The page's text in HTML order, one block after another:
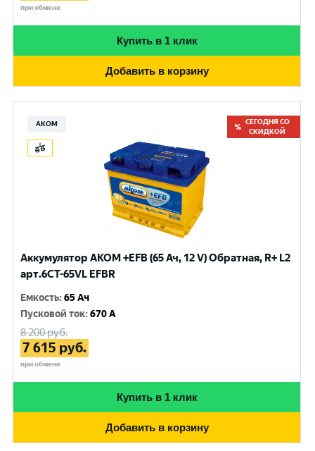
при обмене
Купить в 1 клик
Добавить в корзину
АКОМ
СЕГОДНЯ СО
СКИДКОЙ
Аккумулятор AKOM +EFB (65 Ач, 12 V) Обратная, R+ L2
арт.6CT-65VL EFBR
Емкость:65 Ач
Пусковой ток:670 A
8 200руб.
7 615 руб.
при обмене
Купить в 1 клик
Добавить в корзину